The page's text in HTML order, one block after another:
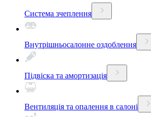
Система зчеплення
Внутрішньосалонне оздоблення
Підвіска та амортизація
Вентиляція та опалення в салоні